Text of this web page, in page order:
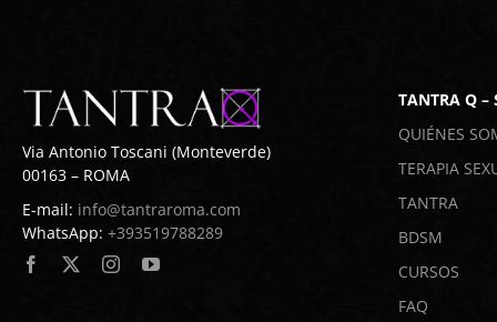
Via Antonio Toscani (Monteverde)
00163 – ROMA
E-mail: info@tantraroma.com
WhatsApp: +393519788289
TANTRA Q –
QUIÉNES
TERAPIA
TANTRA
BDSM
CURSOS
FAQ